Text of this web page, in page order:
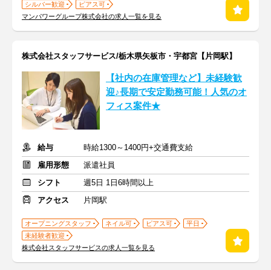
シルバー歓迎
ピアス可
マンパワーグループ株式会社の求人一覧を見る
株式会社スタッフサービス/栃木県矢板市・宇都宮【片岡駅】
【社内の在庫管理など】未経験歓
迎♪長期で安定勤務可能！人気のオ
フィス案件★
給与
時給1300～1400円+交通費支給
雇用形態
派遣社員
シフト
週5日 1日6時間以上
アクセス
片岡駅
オープニングスタッフ ネイル可 ピアス可
平日
未経験者歓迎
株式会社スタッフサービスの求人一覧を見る